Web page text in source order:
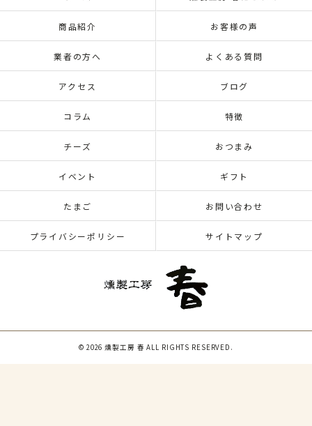
商品紹介 お客様の声
業者の方へ よくある質問
アクセス ブログ
コラム 特徴
チーズ おつまみ
イベント ギフト
たまご お問い合わせ
プライバシーポリシー サイトマップ
© 2026 燻製工房 春 ALL RIGHTS RESERVED.